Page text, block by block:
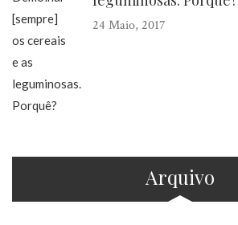
24 Maio, 2017
Arquivo